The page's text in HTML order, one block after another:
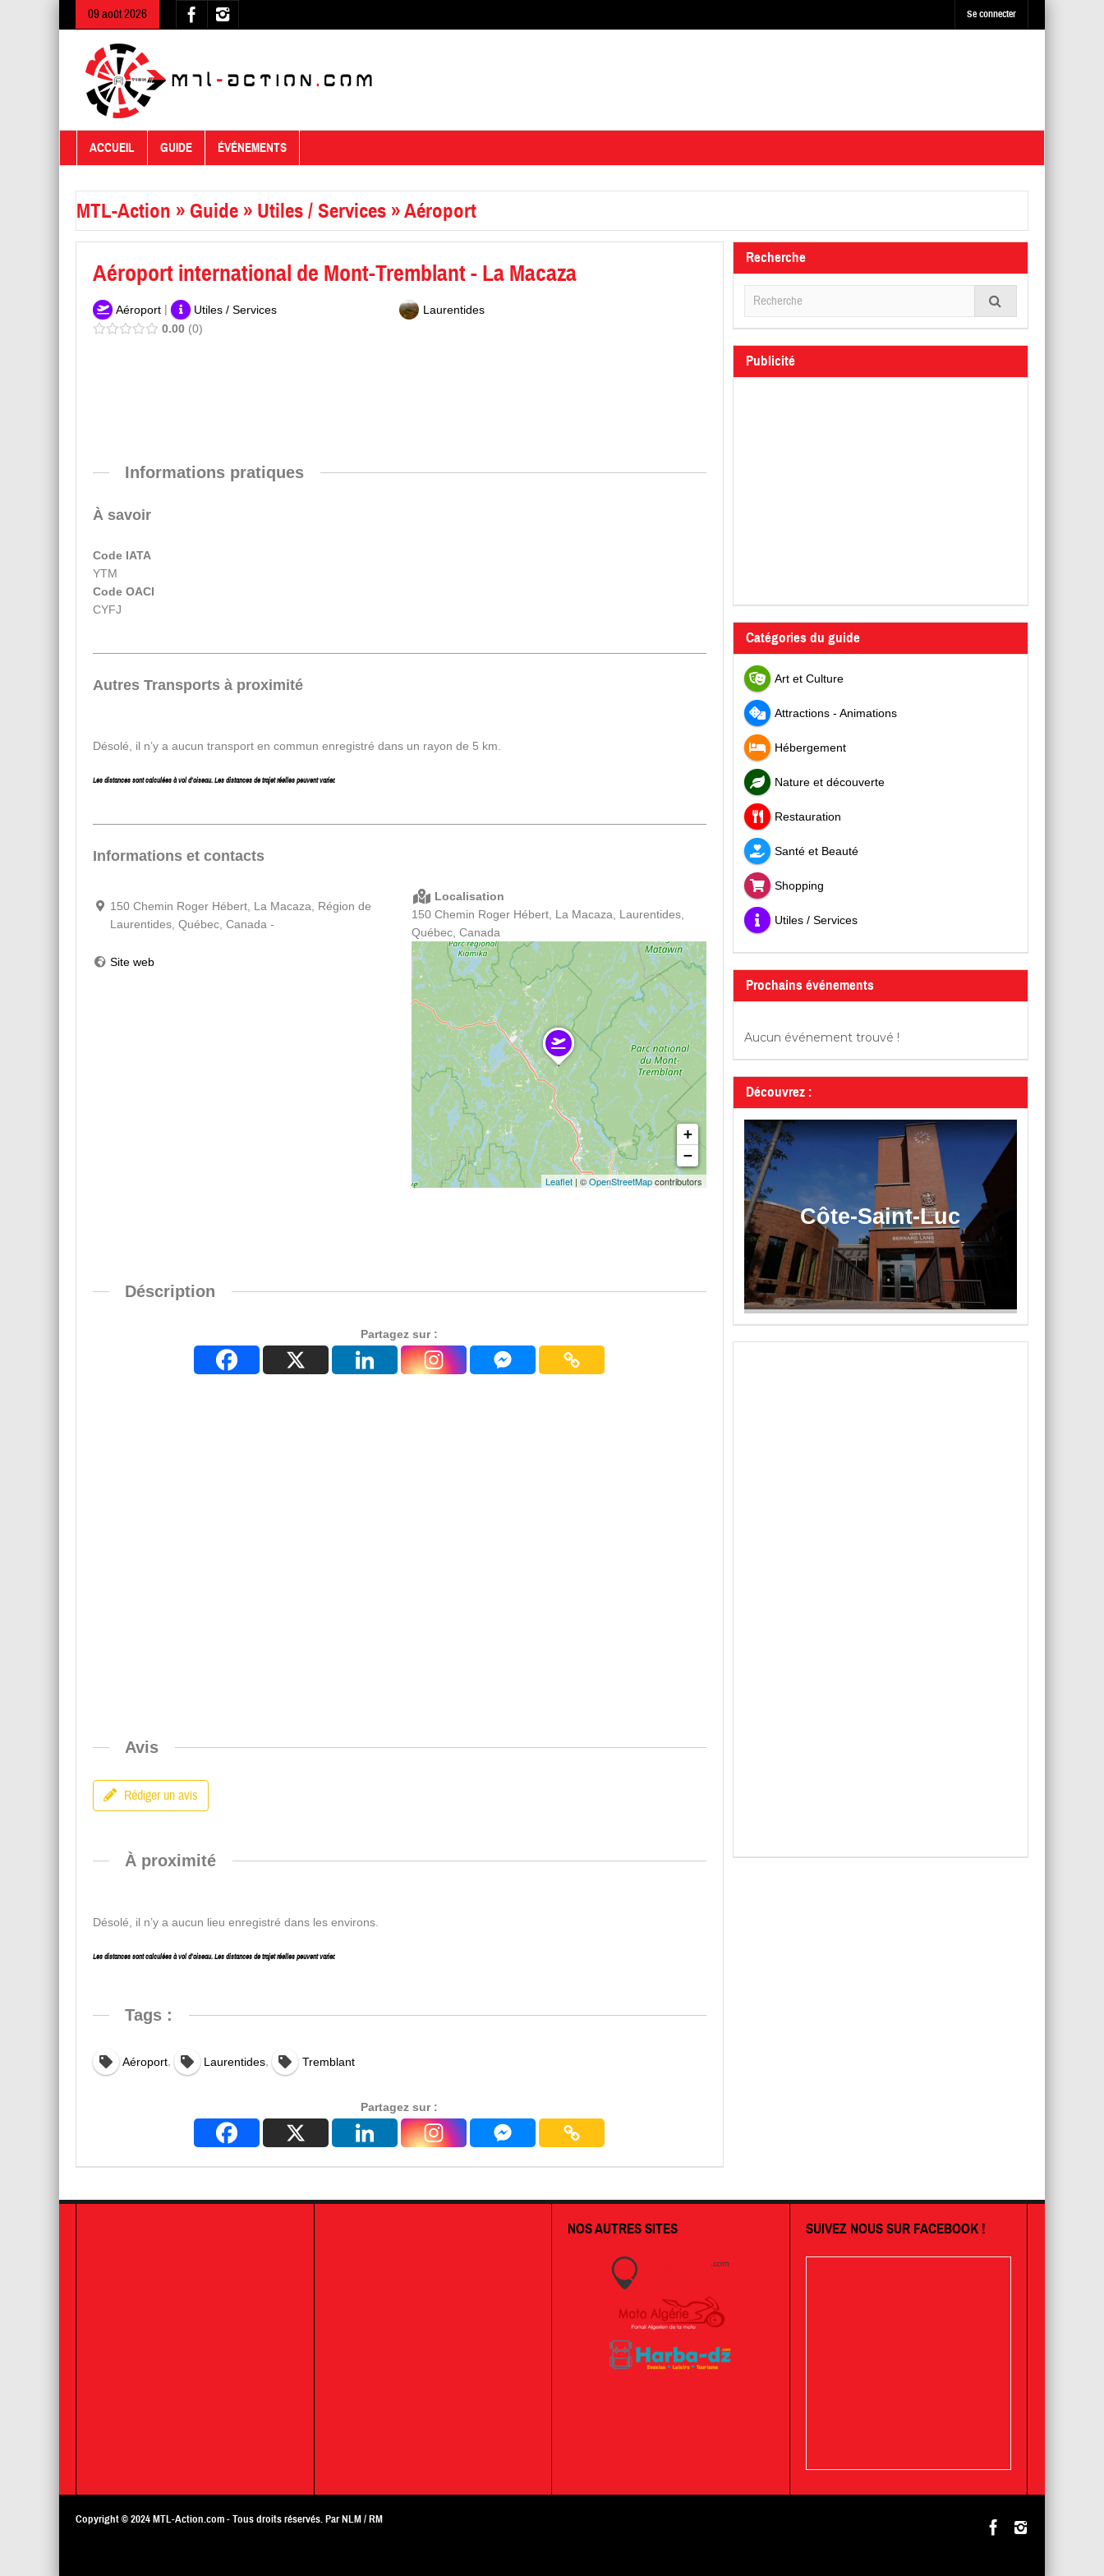
09 août 2026 Se connecter
ACCUEIL GUIDE ÉVÉNEMENTS
MTL-Action »Guide » Utiles / Services »Aéroport
Aéroport international de Mont-Tremblant - La Macaza
Aéroport | Utiles / Services
Laurentides
0.00 0
Informations pratiques
À savoir
Code IATA
YTM
Code OACI
CYFJ
Autres Transports à proximité
Désolé, il n’y a aucun transport en commun enregistré dans un rayon de 5 km.
Les distances sont calculées à vol d’oiseau. Les distances de trajet réelles peuvent varier.
Informations et contacts
150 Chemin Roger Hébert, La Macaza, Région de
Laurentides, Québec, Canada -
Site web
Localisation
150 Chemin Roger Hébert, La Macaza, Laurentides,
Québec, Canada
+
−
Leaflet| ©OpenStreetMapcontributors
Déscription
Partagez sur :
Avis
Rédiger un avis
À proximité
Désolé, il n’y a aucun lieu enregistré dans les environs.
Les distances sont calculées à vol d’oiseau. Les distances de trajet réelles peuvent varier.
Tags :
Aéroport , Laurentides , Tremblant
Partagez sur :
Recherche
Publicité
Catégories du guide
Art et Culture
Attractions - Animations
Hébergement
Nature et découverte
Restauration
Santé et Beauté
Shopping
Utiles / Services
Prochains événements
Aucun événement trouvé !
Découvrez :
Côte-Saint-Luc
NOS AUTRES SITES SUIVEZ NOUS SUR FACEBOOK !
Copyright © 2024MTL-Action.com- Tous droits réservés. Par NLM / RM